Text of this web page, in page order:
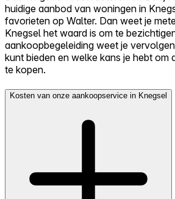
huidige aanbod van woningen in
favorieten op Walter. Dan weet je
Knegsel het waard is om te
aankoopbegeleiding weet je
kunt bieden en welke kans je hebt om
te kopen.
Kosten van onze aankoopservice in Knegsel